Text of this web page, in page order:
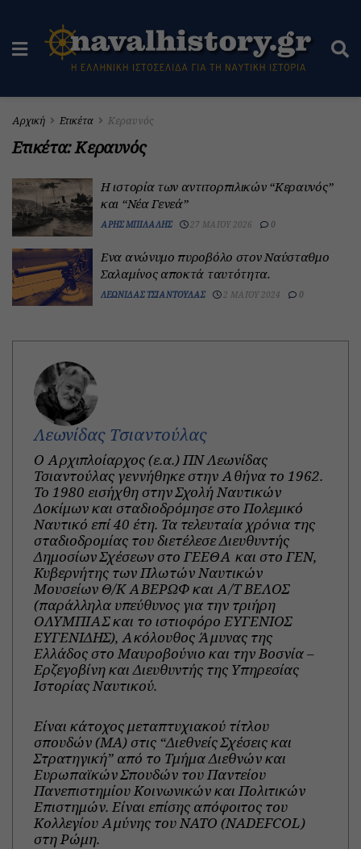
Αρχική Ετικέτα Κεραυνός
Ετικέτα:Κεραυνός
Η ιστορία των αντιτορπιλικών “Κεραυνός”
και “Νέα Γενεά”
ΆΡΗΣ ΜΠΙΛΆΛΗΣ 27 ΜΑΪ́ΟΥ 2026 0
Ενα ανώνυμο πυροβόλο στον Ναύσταθμο
Σαλαμίνος αποκτά ταυτότητα.
ΛΕΩΝΊΔΑΣ ΤΣΙΑΝΤΟΎΛΑΣ 2 ΜΑΪ́ΟΥ 2024 0
Λεωνίδας Τσιαντούλας
Ο Αρχιπλοίαρχος (ε.α.) ΠΝ Λεωνίδας
Τσιαντούλας γεννήθηκε στην Αθήνα το 1962.
Το 1980 εισήχθη στην Σχολή Ναυτικών
Δοκίμων και σταδιοδρόμησε στο Πολεμικό
Ναυτικό επί 40 έτη. Τα τελευταία χρόνια της
σταδιοδρομίας του διετέλεσε Διευθυντής
Δημοσίων Σχέσεων στο ΓΕΕΘΑ και στο ΓΕΝ,
Κυβερνήτης των Πλωτών Ναυτικών
Μουσείων Θ/Κ ΑΒΕΡΩΦ και Α/Τ ΒΕΛΟΣ
(παράλληλα υπεύθυνος για την τριήρη
ΟΛΥΜΠΙΑΣ και το ιστιοφόρο ΕΥΓΕΝΙΟΣ
ΕΥΓΕΝΙΔΗΣ), Ακόλουθος Άμυνας της
Ελλάδος στο Μαυροβούνιο και την Βοσνία –
Ερζεγοβίνη και Διευθυντής της Υπηρεσίας
Ιστορίας Ναυτικού.
Είναι κάτοχος μεταπτυχιακού τίτλου
σπουδών (MA) στις “Διεθνείς Σχέσεις και
Στρατηγική” από το Τμήμα Διεθνών και
Ευρωπαϊκών Σπουδών του Παντείου
Πανεπιστημίου Κοινωνικών και Πολιτικών
Επιστημών. Είναι επίσης απόφοιτος του
Κολλεγίου Αμύνης του NATO (NADEFCOL)
στη Ρώμη.